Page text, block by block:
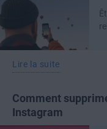
Lire la suite
Comment
Instagram